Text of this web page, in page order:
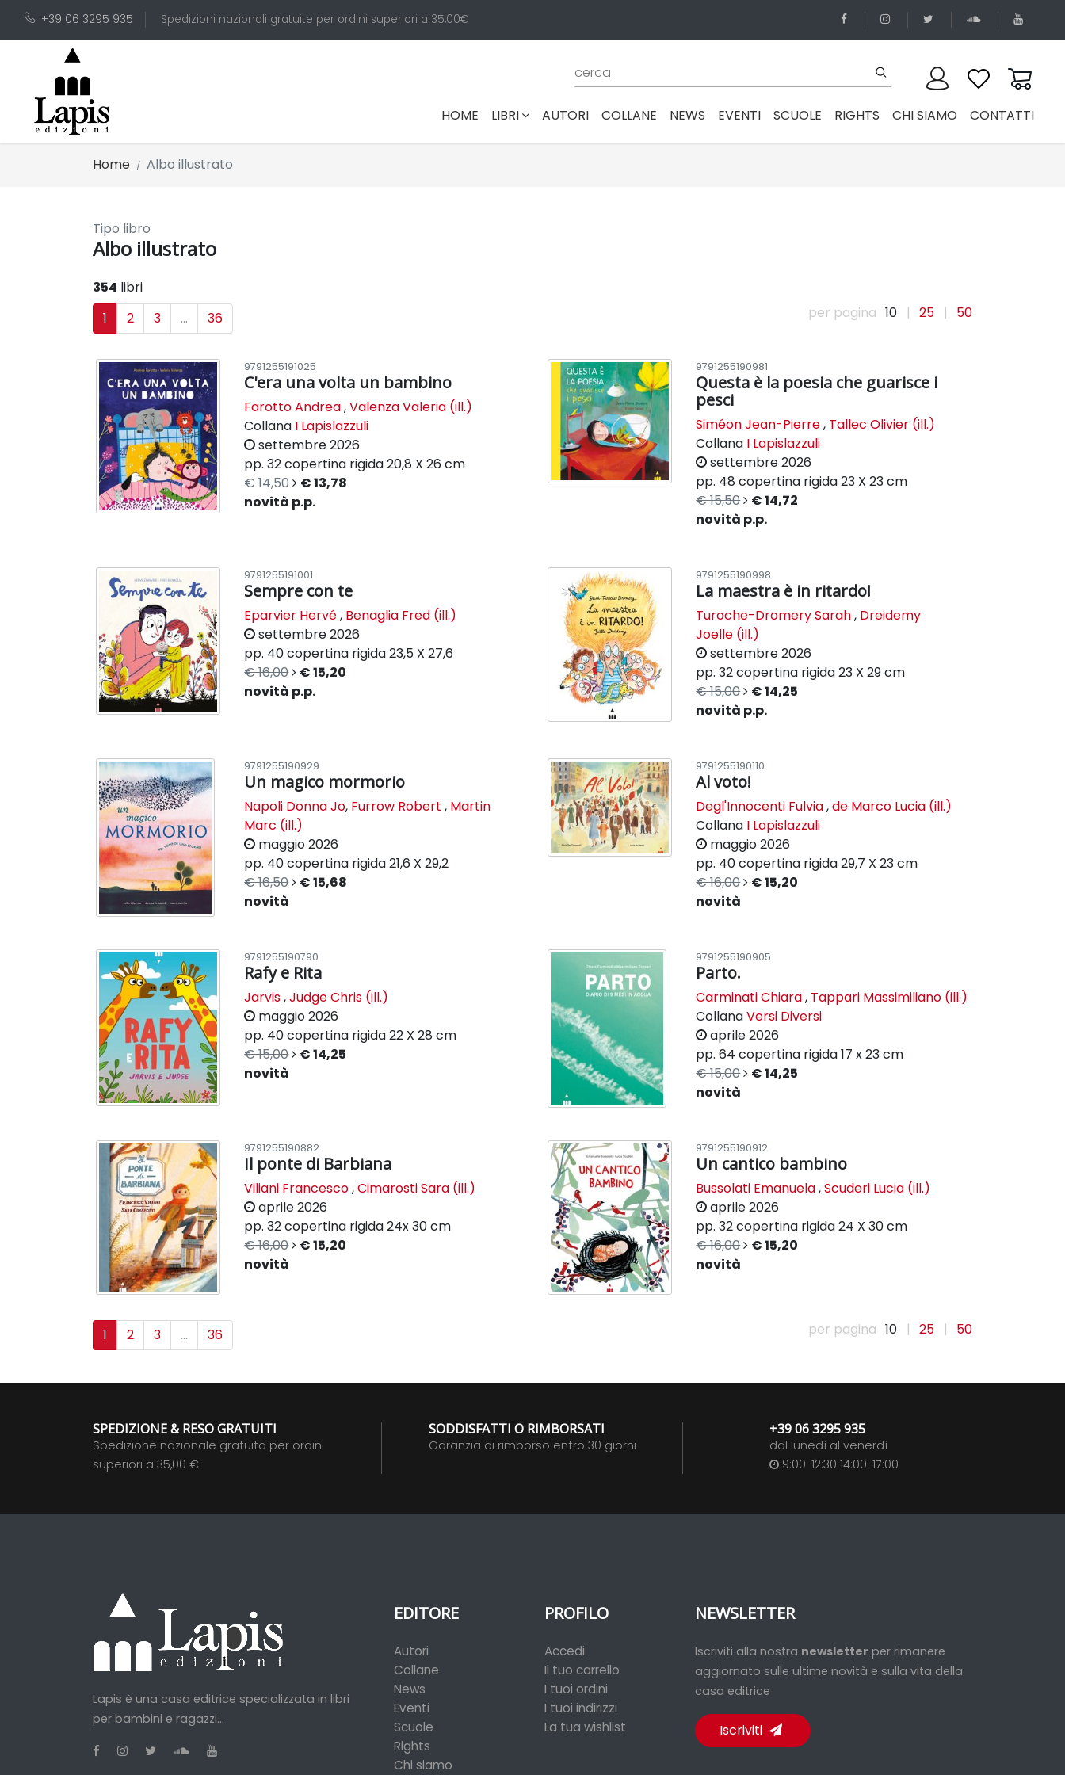
+39 06 3295 935 Spedizioni nazionali gratuite per ordini superiori a 35,00€
HOME (CURRENT)
LIBRI AUTORI COLLANE NEWS EVENTI SCUOLE RIGHTS CHI SIAMO CONTATTI
Home Albo illustrato
Tipo libro
Albo illustrato
354 libri
1
2 3 ... 36 per pagina 10 | 25 | 50
9791255191025
C'era una volta un bambino
Farotto Andrea,Valenza Valeria (ill.)
Collana I Lapislazzuli
settembre 2026
pp. 32copertina rigida20,8 X 26 cm
€ 14,50
€ 13,78
novità p.p.
9791255190981
Questa è la poesia che guarisce i
pesci
Siméon Jean-Pierre, Tallec Olivier (ill.)
Collana I Lapislazzuli
settembre 2026
pp. 48 copertina rigida23 X 23 cm
€ 15,50
€ 14,72
novità p.p.
9791255191001
Sempre con te
Eparvier Hervé, Benaglia Fred (ill.)
settembre 2026
pp. 40copertina rigida23,5 X 27,6
€ 16,00
€ 15,20
novità p.p.
9791255190998
La maestra è in ritardo!
Turoche-Dromery Sarah, Dreidemy
Joelle (ill.)
settembre 2026
pp. 32copertina rigida23 X 29 cm
€ 15,00
€ 14,25
novità p.p.
9791255190929
Un magico mormorio
Napoli Donna Jo, Furrow Robert , Martin
Marc (ill.)
maggio 2026
pp. 40copertina rigida21,6 X 29,2
€ 16,50
€ 15,68
novità
9791255190110
Al voto!
Degl'Innocenti Fulvia,de Marco Lucia (ill.)
Collana I Lapislazzuli
maggio 2026
pp. 40copertina rigida29,7 X 23 cm
€ 16,00
€ 15,20
novità
9791255190790
Rafy e Rita
Jarvis,Judge Chris (ill.)
maggio 2026
pp. 40copertina rigida22 X 28 cm
€ 15,00
€ 14,25
novità
9791255190905
Parto.
Carminati Chiara, Tappari Massimiliano (ill.)
CollanaVersi Diversi
aprile 2026
pp. 64 copertina rigida17 x 23 cm
€ 15,00
€ 14,25
novità
9791255190882
Il ponte di Barbiana
Viliani Francesco,Cimarosti Sara (ill.)
aprile 2026
pp. 32copertina rigida24x 30 cm
€ 16,00
€ 15,20
novità
9791255190912
Un cantico bambino
Bussolati Emanuela,Scuderi Lucia (ill.)
aprile 2026
pp. 32copertina rigida24 X 30 cm
€ 16,00
€ 15,20
novità
1 2 3 ... 36 per pagina 10 | 25 | 50
SPEDIZIONE & RESO GRATUITI
Spedizione nazionale gratuita per ordini
superiori a 35,00 €
SODDISFATTI O RIMBORSATI
Garanzia di rimborso entro 30 giorni
+39 06 3295 935
dal lunedì al venerdì
9:00-12:30 14:00-17:00
Lapis è una casa editrice specializzata in libri
per bambini e ragazzi...
EDITORE
Autori
Collane
News
Eventi
Scuole
Rights
Chi siamo
PROFILO
Accedi
Il tuo carrello
I tuoi ordini
I tuoi indirizzi
La tua wishlist
NEWSLETTER
Iscriviti alla nostra newsletter per rimanere
aggiornato sulle ultime novità e sulla vita della
casa editrice
Iscriviti